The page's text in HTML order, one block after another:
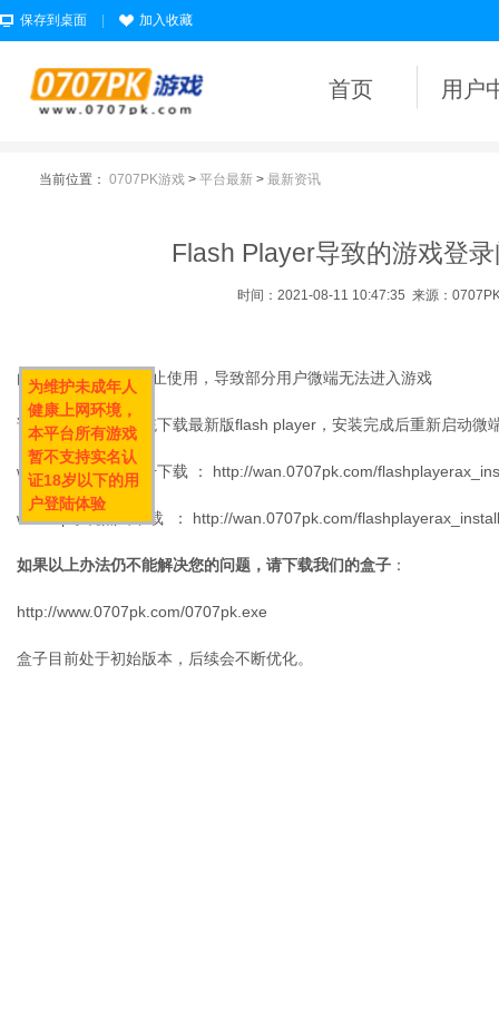
保存到桌面 加入收藏
首页 用户
当前位置： 0707PK游戏 > 平台最新 > 最新资讯
Flash Player导致的游戏登
时间：2021-08-11 10:47:35 来源：
由于Flash Player停止使用，导致部分用户微端无法进入游戏
请根据不同电脑系统下载最新版flash player，安装完成后重新启动微
win10/win8系统点击下载 ： http://wan.0707pk.com/
win7/xp系统点击下载 ： http://wan.0707pk.com/
如果以上办法仍不能解决您的问题，请下载我们的盒子 ：
http://www.0707pk.com/0707pk.exe
盒子目前处于初始版本，后续会不断优化。
为维护未成年人
健康上网环境，
本平台所有游戏
暂不支持实名认
证18岁以下的用
户登陆体验